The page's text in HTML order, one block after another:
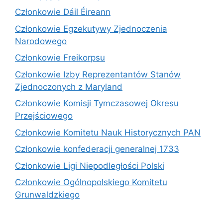
Członkowie Dáil Éireann
Członkowie Egzekutywy Zjednoczenia
Narodowego
Członkowie Freikorpsu
Członkowie Izby Reprezentantów Stanów
Zjednoczonych z Maryland
Członkowie Komisji Tymczasowej Okresu
Przejściowego
Członkowie Komitetu Nauk Historycznych PAN
Członkowie konfederacji generalnej 1733
Członkowie Ligi Niepodległości Polski
Członkowie Ogólnopolskiego Komitetu
Grunwaldzkiego